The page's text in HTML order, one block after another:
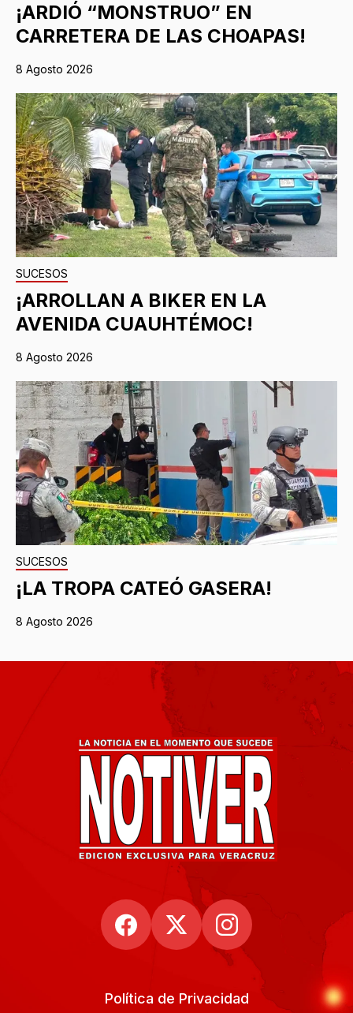
¡ARDIÓ “MONSTRUO” EN
CARRETERA DE LAS CHOAPAS!
8 Agosto 2026
SUCESOS
¡ARROLLAN A BIKER EN LA
AVENIDA CUAUHTÉMOC!
8 Agosto 2026
SUCESOS
¡LA TROPA CATEÓ GASERA!
8 Agosto 2026
Política de Privacidad